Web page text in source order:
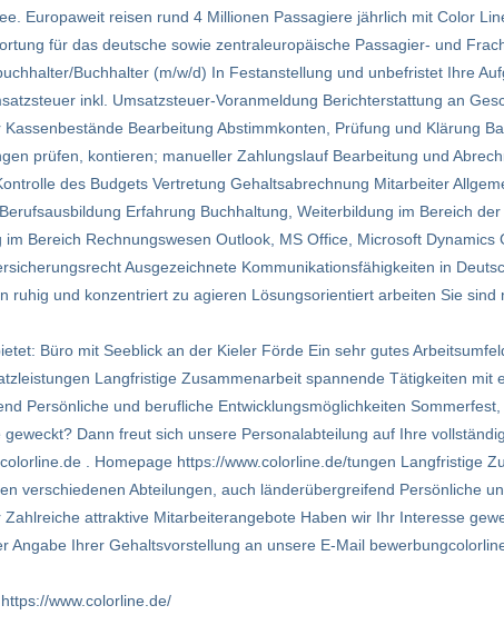
Europaweit reisen rund 4 Millionen Passagiere jährlich mit Color
für das deutsche sowie zentraleuropäische Passagier- und
Buchhalter (m/w/d) In Festanstellung und unbefristet Ihre
inkl. Umsatzsteuer-Voranmeldung Berichterstattung an
Bearbeitung Abstimmkonten, Prüfung und Klärung
prüfen, kontieren; manueller Zahlungslauf Bearbeitung und
des Budgets Vertretung Gehaltsabrechnung Mitarbeiter
Erfahrung Buchhaltung, Weiterbildung im Bereich
im Bereich Rechnungswesen Outlook, MS Office, Microsoft Dynamics
Ausgezeichnete Kommunikationsfähigkeiten in
ruhig und konzentriert zu agieren Lösungsorientiert arbeiten Sie
Büro mit Seeblick an der Kieler Förde Ein sehr gutes
Langfristige Zusammenarbeit spannende Tätigkeiten
Persönliche und berufliche Entwicklungsmöglichkeiten
Dann freut sich unsere Personalabteilung auf Ihre
. Homepage https://www.colorline.de/tungen Langfristige
verschiedenen Abteilungen, auch länderübergreifend Persönliche
Zahlreiche attraktive Mitarbeiterangebote Haben wir Ihr Interesse
Angabe Ihrer Gehaltsvorstellung an unsere E-Mail
www.colorline.de/